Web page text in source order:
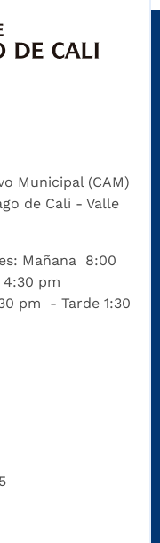
Municipal (CAM)
de Cali - Valle
Mañana 8:00
4:30 pm
pm - Tarde 1:30